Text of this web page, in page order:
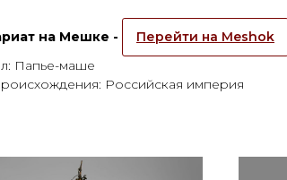
на Мешке -
Перейти на Meshok
Папье-маше
Российская империя